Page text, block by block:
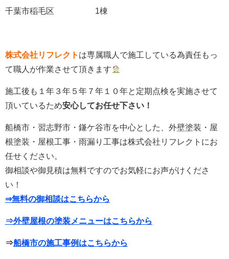
千葉市稲毛区 1棟
株式会社リフレクト は専属職人で施工している為責任もっ
て職人が作業させて頂きます
施工後も１年３年５年７年１０年と定期点検を実施させて
頂いているため安心してお任せ下さい！
船橋市・習志野市・鎌ケ谷市を中心とした、外壁塗装・屋
根塗装・屋根工事・雨漏り工事は株式会社リフレクトにお
任せください。
御相談や御見積は無料ですのでお気軽にお声がけくださ
い！
⇒無料の御相談はこちらから
⇒外壁屋根の塗装メニューはこちらから
⇒船橋市の施工事例はこちらから